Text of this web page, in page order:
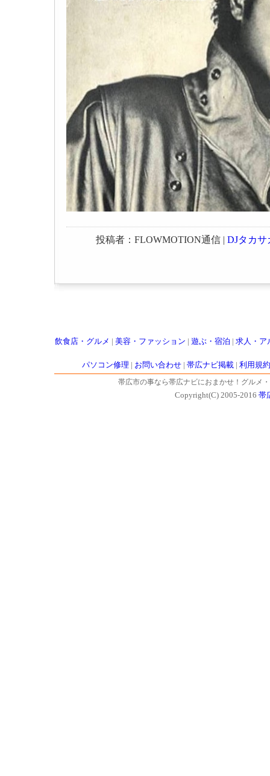
投稿者：FLOWMOTION通信 | DJタカサ
飲食店・グルメ 美容・ファッション 遊ぶ・宿泊 求人・ア
パソコン修理 お問い合わせ| 帯広ナビ掲載| 利用規約
帯広市の事なら帯広ナビにおまかせ！グルメ
Copyright(C) 2005-2016 帯